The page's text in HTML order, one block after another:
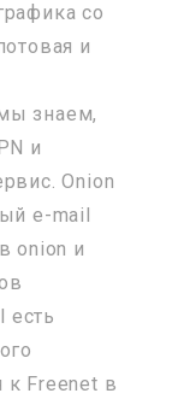
со
и
знаем,
и
Onion
e-mail
onion и
есть
к Freenet в